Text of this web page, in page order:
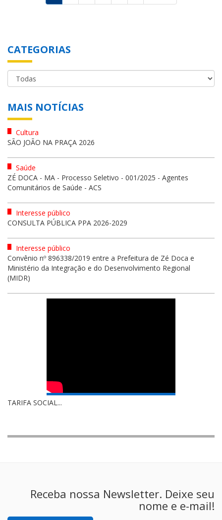
CATEGORIAS
MAIS NOTÍCIAS
Cultura
SÃO JOÃO NA PRAÇA 2026
Saúde
ZÉ DOCA - MA - Processo Seletivo - 001/2025 - Agentes
Comunitários de Saúde - ACS
Interesse público
CONSULTA PÚBLICA PPA 2026-2029
Interesse público
Convênio nº 896338/2019 entre a Prefeitura de Zé Doca e
Ministério da Integração e do Desenvolvimento Regional
(MIDR)
TARIFA SOCIAL...
Receba nossa Newsletter. Deixe seu
nome e e-mail!